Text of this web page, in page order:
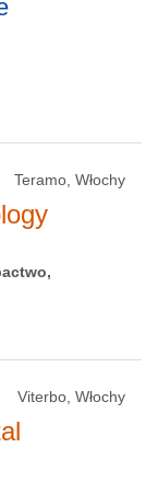
Teramo, Włochy
Viterbo, Włochy